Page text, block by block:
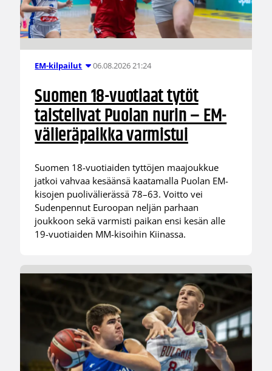
EM-kilpailut 06.08.2026 21:24
Suomen 18-vuotiaat tytöt
taistelivat Puolan nurin – EM-
välieräpaikka varmistui
Suomen 18-vuotiaiden tyttöjen maajoukkue
jatkoi vahvaa kesäänsä kaatamalla Puolan EM-
kisojen puolivälierässä 78–63. Voitto vei
Sudenpennut Euroopan neljän parhaan
joukkoon sekä varmisti paikan ensi kesän alle
19-vuotiaiden MM-kisoihin Kiinassa.